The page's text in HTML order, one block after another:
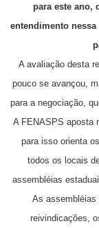
para este ano,
entendimento
A avaliação desta
pouco se avançou,
para a negociação,
A FENASPS aposta
para isso orienta
todos os locais
assembléias
As assembléias
reivindicações,